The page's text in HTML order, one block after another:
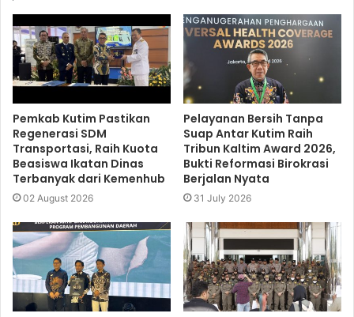
Pemkab Kutim Pastikan
Regenerasi SDM
Transportasi, Raih Kuota
Beasiswa Ikatan Dinas
Terbanyak dari Kemenhub
02 August 2026
Pelayanan Bersih Tanpa
Suap Antar Kutim Raih
Tribun Kaltim Award 2026,
Bukti Reformasi Birokrasi
Berjalan Nyata
31 July 2026